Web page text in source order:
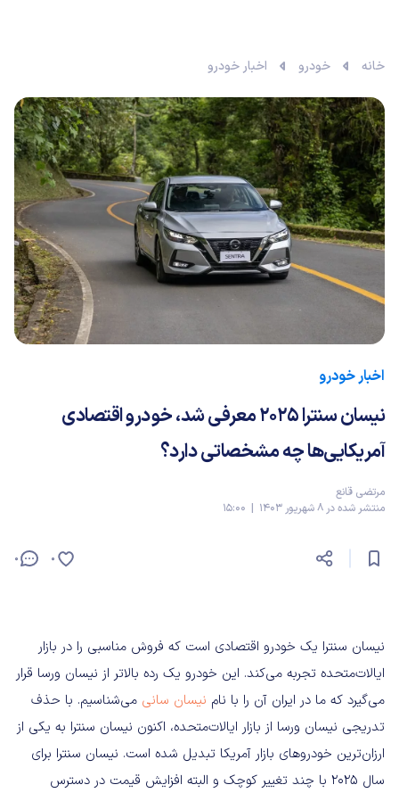
خانه خودرو اخبار خودرو
اخبار خودرو
نیسان سنترا 2025 معرفی شد، خودرو اقتصادی
آمریکایی‌ها چه مشخصاتی دارد؟
مرتضی قانع
منتشر شده در 8 شهریور 1403 | 15:00
0 0
نیسان سنترا یک خودرو اقتصادی است که فروش مناسبی را در بازار
ایالات‌متحده تجربه می‌کند. این خودرو یک رده بالاتر از نیسان ورسا قرار
می‌گیرد که ما در ایران آن را با نام نیسان سانی می‌شناسیم. با حذف
تدریجی نیسان ورسا از بازار ایالات‌متحده، اکنون نیسان سنترا به یکی از
ارزان‌ترین خودروهای بازار آمریکا تبدیل شده است. نیسان سنترا برای
سال 2025 با چند تغییر کوچک و البته افزایش قیمت در دسترس